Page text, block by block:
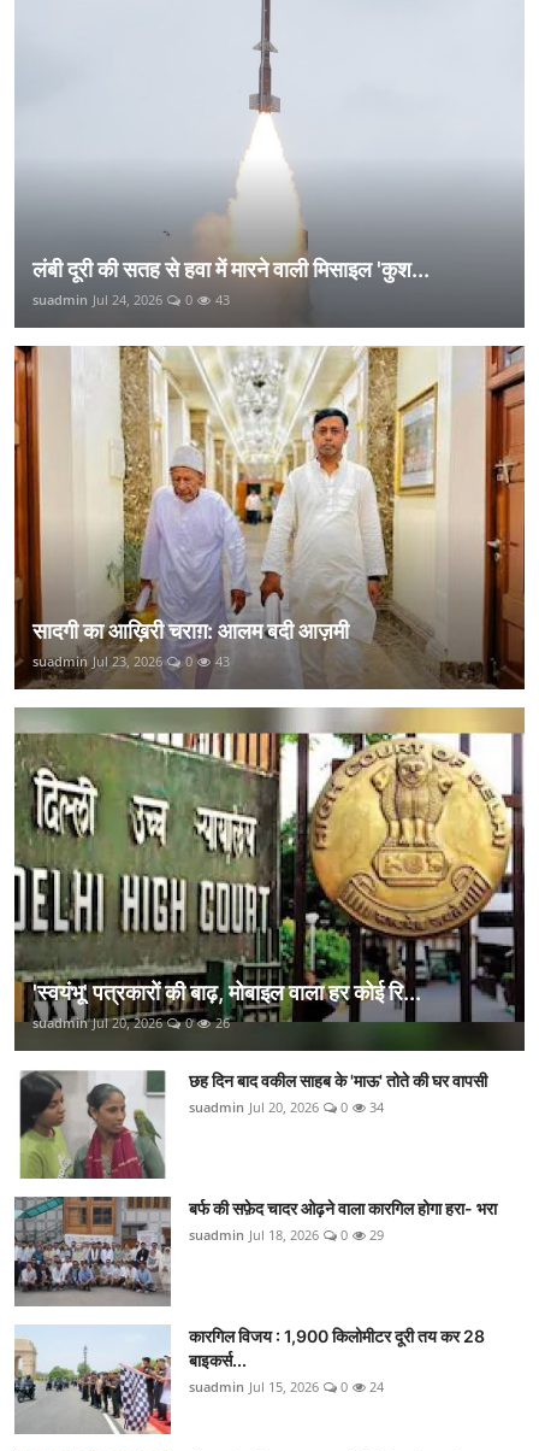
लंबी दूरी की सतह से हवा में मारने वाली मिसाइल 'कुश...
suadmin Jul 24, 2026 0 43
सादगी का आख़िरी चराग़: आलम बदी आज़मी
suadmin Jul 23, 2026 0 43
'स्वयंभू' पत्रकारों की बाढ़, मोबाइल वाला हर कोई रि...
suadmin Jul 20, 2026 0 26
छह दिन बाद वकील साहब के 'माऊ' तोते की घर वापसी
suadmin Jul 20, 2026 0 34
बर्फ की सफ़ेद चादर ओढ़ने वाला कारगिल होगा हरा- भरा
suadmin Jul 18, 2026 0 29
कारगिल विजय : 1,900 किलोमीटर दूरी तय कर 28
बाइकर्स...
suadmin Jul 15, 2026 0 24